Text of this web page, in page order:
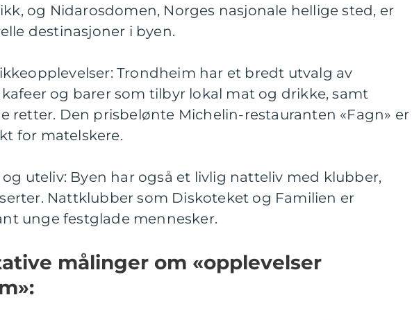
og Nidarosdomen, Norges nasjonale hellige sted, er
destinasjoner i byen.
Trondheim har et bredt utvalg av
og barer som tilbyr lokal mat og drikke, samt
retter. Den prisbelønte Michelin-restauranten «Fagn» er
for matelskere.
uteliv: Byen har også et livlig natteliv med klubber,
Nattklubber som Diskoteket og Familien er
unge festglade mennesker.
målinger om «opplevelser